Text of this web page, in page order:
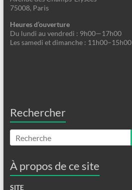
75008, Paris
Heures d’ouverture
Du lundi au vendredi : 9h00—17h00
Les samedi et dimanche : 11h00–15h00
Rechercher
À propos de ce site
SITE